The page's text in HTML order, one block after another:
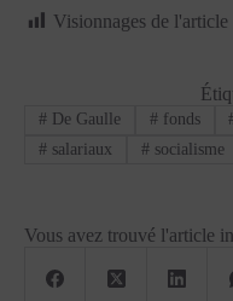
Visionnages de l'article
# De Gaulle # fonds
# salariaux # socialisme
Vous avez trouvé l'article